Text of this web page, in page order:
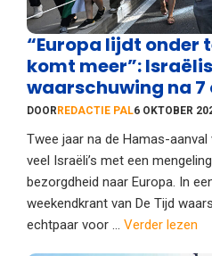
“Europa lijdt onder
komt meer”:
waarschuwing na 7
DOOR REDACTIE PAL6 OKTOBER
Twee jaar na de Hamas-
veel Israëli’s met een
bezorgdheid naar Europa. In
weekendkrant van De Tijd
echtpaar voor ... Verder lezen